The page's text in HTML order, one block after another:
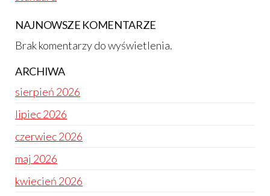
NAJNOWSZE KOMENTARZE
Brak komentarzy do wyświetlenia.
ARCHIWA
sierpień 2026
lipiec 2026
czerwiec 2026
maj 2026
kwiecień 2026